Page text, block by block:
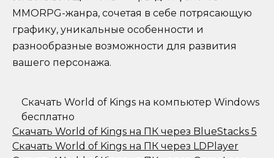
MMORPG-жанра, сочетая в себе потрясающую
графику, уникальные особенности и
разнообразные возможности для развития
вашего персонажа.
Скачать World of Kings на компьютер Windows
бесплатно
Скачать World of Kings на ПК через BlueStacks 5
Скачать World of Kings на ПК через LDPlayer